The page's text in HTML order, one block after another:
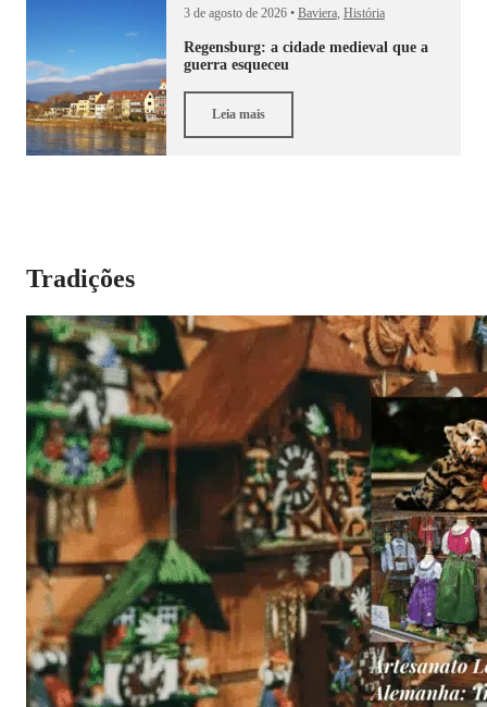
3 de agosto de 2026 • Baviera, História
Regensburg: a cidade medieval que a
guerra esqueceu
Leia mais
Tradições